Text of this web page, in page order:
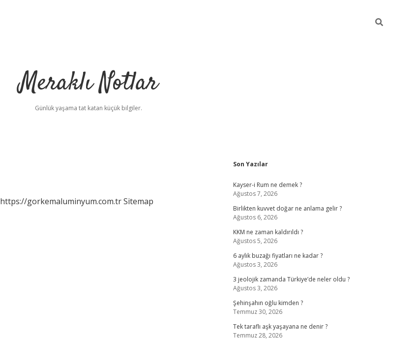
Meraklı Notlar
Günlük yaşama tat katan küçük bilgiler.
https://gorkemaluminyum.com.trSitemap
Sidebar
Son Yazılar
Kayser-i Rum ne demek ?
Ağustos 7, 2026
Birlikten kuvvet doğar ne anlama gelir ?
Ağustos 6, 2026
KKM ne zaman kaldırıldı ?
Ağustos 5, 2026
6 aylık buzağı fiyatları ne kadar ?
Ağustos 3, 2026
3 jeolojik zamanda Türkiye’de neler oldu ?
Ağustos 3, 2026
Şehinşahın oğlu kimden ?
Temmuz 30, 2026
Tek taraflı aşk yaşayana ne denir ?
Temmuz 28, 2026